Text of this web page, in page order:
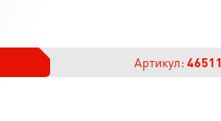
Артикул: